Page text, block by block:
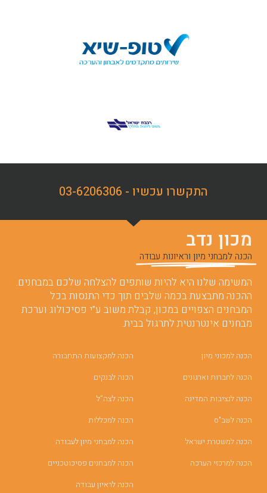
התקשרו עכשיו - 03-6206306
מכון נדב
הכנה למבחני מיון וראיונות עבודה
המשימה שלנו היא להיות שותפים להצלחה שלכם במבחנים.
ההכנה מתבצעת בכמה שלבים תוך כדי התנסות בכל
המבחנים הצפויים במכון, קבלת משוב ע”י פסיכולוג וערכת
מבחנים אינטרנטית לתרגול בבית.
הכנה למכוני מיון
הכנה לחברות וארגונים
הכנה לנציבות המדינה
הכנה לשב"ס
הכנה למשטרת ישראל
הכנה למרכזי הערכה
הכנה למקצועות התחבורה
הכנה לבנקים
הכנה לצה”ל
הכנה למכללות
הכנה למבחני מיון לעבודה
הכנה למבחנים פסיכוטכניים
הכנה לראיון עבודה